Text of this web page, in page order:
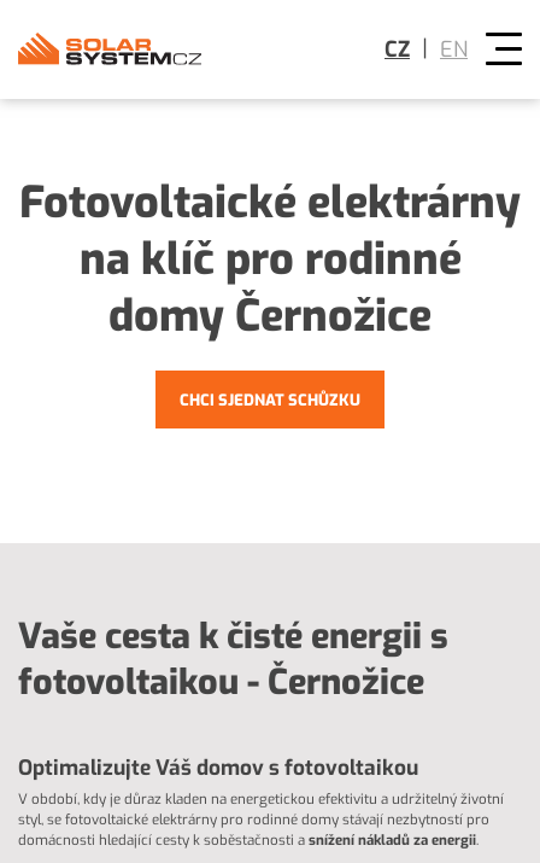
CZ | EN
Fotovoltaické elektrárny
na klíč pro rodinné
domy Černožice
CHCI SJEDNAT SCHŮZKU
Vaše cesta k čisté energii s
fotovoltaikou - Černožice
Optimalizujte Váš domov s fotovoltaikou
V období, kdy je důraz kladen na energetickou efektivitu a udržitelný životní
styl, se fotovoltaické elektrárny pro rodinné domy stávají nezbytností pro
domácnosti hledající cesty k soběstačnosti asnížení nákladů za energii.